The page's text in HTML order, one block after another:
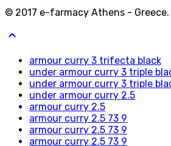
© 2017 e-farmacy Athens -
keyboard_arrow_up
armour curry 3 trifecta black
under armour curry 3 triple
under armour curry 3 triple
under armour curry 2.5
armour curry 2.5
armour curry 2.5 73 9
armour curry 2.5 73 9
armour curry 2.5 73 9